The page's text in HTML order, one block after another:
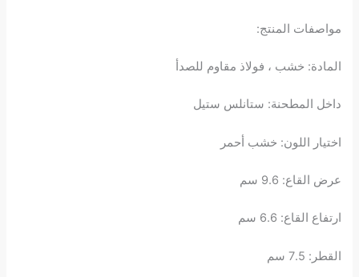
مواصفات المنتج:
المادة: خشب ، فولاذ مقاوم للصدأ
داخل المطحنة: ستانلس ستيل
اختيار اللون: خشب أحمر
عرض القاع: 9.6 سم
ارتفاع القاع: 6.6 سم
القطر: 7.5 سم